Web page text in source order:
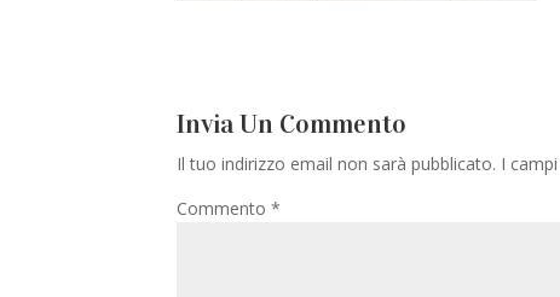
Invia Un Commento
Il tuo indirizzo email non sarà pubblicato. I
Commento *